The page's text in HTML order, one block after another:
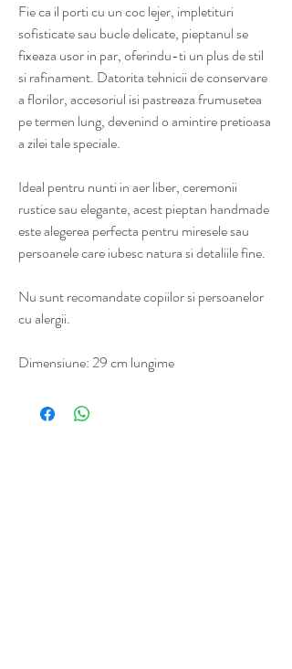
Fie ca il porti cu un coc lejer, impletituri
sofisticate sau bucle delicate, pieptanul se
fixeaza usor in par, oferindu-ti un plus de stil
si rafinament. Datorita tehnicii de conservare
a florilor, accesoriul isi pastreaza frumusetea
pe termen lung, devenind o amintire pretioasa
a zilei tale speciale.
Ideal pentru nunti in aer liber, ceremonii
rustice sau elegante, acest pieptan handmade
este alegerea perfecta pentru miresele sau
persoanele care iubesc natura si detaliile fine.
Nu sunt recomandate copiilor si persoanelor
cu alergii.
Dimensiune: 29 cm lungime